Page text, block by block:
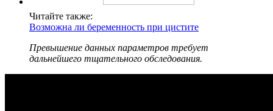
Читайте также:
Возможна ли беременность при цистите
Превышение данных параметров требует
дальнейшего тщательного обследования.